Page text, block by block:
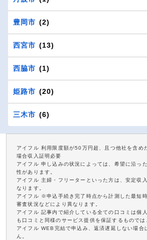
豊岡市 (2)
西宮市 (13)
西脇市 (1)
姫路市 (20)
三木市 (6)
アイフル 利用限度額が50万円超、且つ他社を含め
場合収入証明必要
アイフル 申し込みの状況によっては、希望に沿っ
性があります。
アイフル 主婦・フリーターといった方は、安定収
なります。
アイフル ※申込手続き完了時点から計測した最短
審査状況などにより異なります。
アイフル 記事内で紹介している全ての口コミは個
も口コミと同様のサービス提供を保証するものでは
アイフル WEB完結で申込み、返済遅延しない場合
ん。